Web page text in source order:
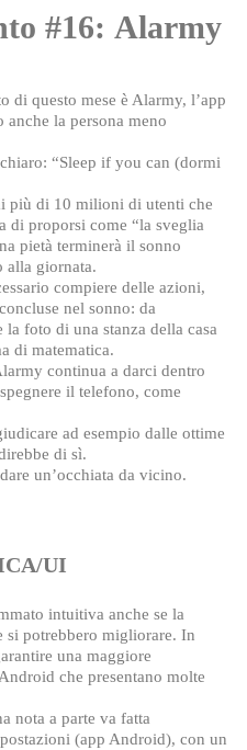
#16: Alarmy
di questo mese è Alarmy, l’app
anche la persona meno
“Sleep if you can (dormi
più di 10 milioni di utenti che
di proporsi come “la sveglia
pietà terminerà il sonno
alla giornata.
compiere delle azioni,
nel sonno: da
la foto di una stanza della casa
di matematica.
continua a darci dentro
il telefono, come
ad esempio dalle ottime
di sì.
un’occhiata da vicino.
UI
intuitiva anche se la
si potrebbero migliorare. In
una maggiore
che presentano molte
nota a parte va fatta
(app Android), con un